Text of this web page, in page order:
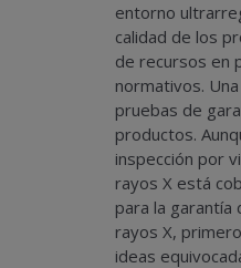
entorno
calidad de los
de recursos en
normativos.
pruebas de
productos.
inspección por
rayos X está
para la garantía
rayos X,
ideas